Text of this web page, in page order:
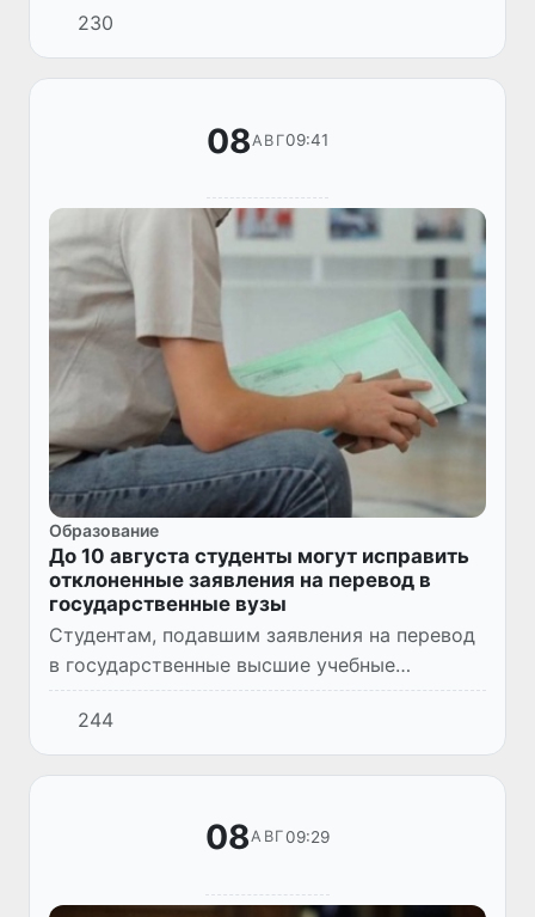
инвалидности I и II группы без обращения
гражданина, а также ее перерасчет раз в
230
08АВГ09:41
Образование
До 10 августа студенты могут исправить
отклоненные заявления на перевод в
государственные вузы
Студентам, подавшим заявления на перевод
в государственные высшие учебные
заведения в установленные сроки, но
получившим отказ из-за выявленных
недостатков, предоставили дополнител...
244
08АВГ09:29